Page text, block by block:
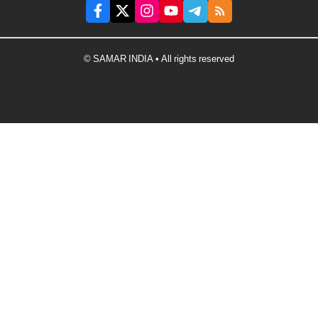
© SAMAR INDIA • All rights reserved